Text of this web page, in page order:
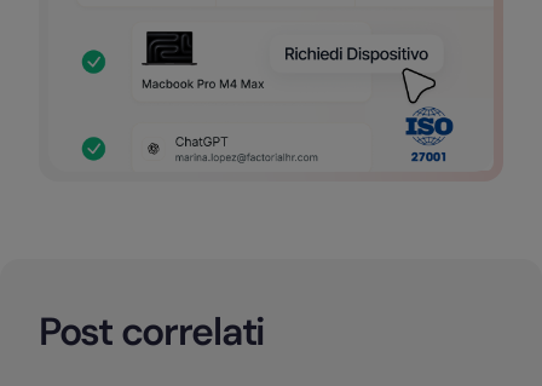
Post correlati